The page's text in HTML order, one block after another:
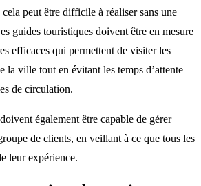
peut être difficile à réaliser sans une
guides touristiques doivent être en mesure
efficaces qui permettent de visiter les
la ville tout en évitant les temps d’attente
de circulation.
également être capable de gérer
de clients, en veillant à ce que tous les
leur expérience.